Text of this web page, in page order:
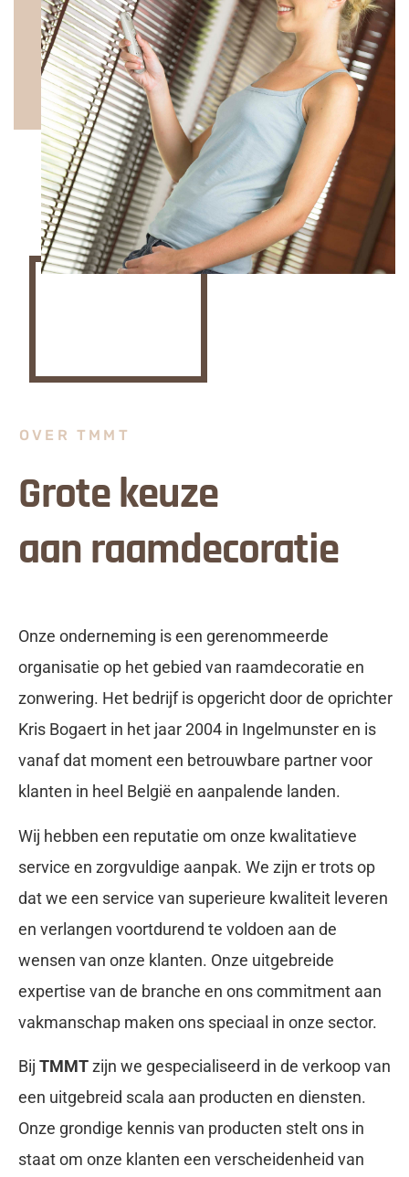
OVER TMMT
Grote keuze
aan raamdecoratie
Onze onderneming is een gerenommeerde
organisatie op het gebied van raamdecoratie en
zonwering. Het bedrijf is opgericht door de oprichter
Kris Bogaert in het jaar 2004 in Ingelmunster en is
vanaf dat moment een betrouwbare partner voor
klanten in heel België en aanpalende landen.
Wij hebben een reputatie om onze kwalitatieve
service en zorgvuldige aanpak. We zijn er trots op
dat we een service van superieure kwaliteit leveren
en verlangen voortdurend te voldoen aan de
wensen van onze klanten. Onze uitgebreide
expertise van de branche en ons commitment aan
vakmanschap maken ons speciaal in onze sector.
Bij TMMTzijn we gespecialiseerd in de verkoop van
een uitgebreid scala aan producten en diensten.
Onze grondige kennis van producten stelt ons in
staat om onze klanten een verscheidenheid van